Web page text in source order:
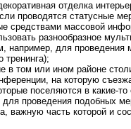
отделка
проводятся статусные
средствами массовой
разнообразное
например, для проведения
тренинга);
в том или ином районе
на которую
поселяются в какие-
проведения подобных
важную часть которой и